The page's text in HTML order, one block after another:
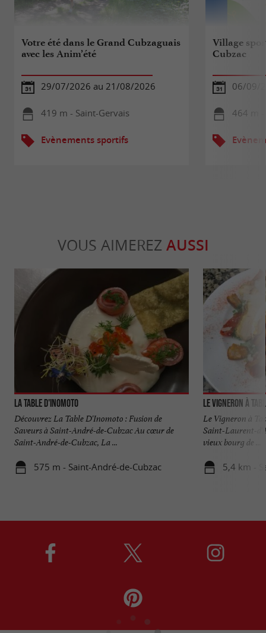
Votre été dans le Grand Cubzaguais
avec les Anim’été
29/07/2026 au 21/08/2026
419 m - Saint-Gervais
Evènements sportifs
Village
Cubzac
06/09/
464 m -
VOUS AIMEREZ AUSSI
La Table d'Inomoto
Découvrez La Table D'Inomoto : Fusion de
Saveurs à Saint-André-de-Cubzac Au cœur de
Saint-André-de-Cubzac, La ...
575 m - Saint-André-de-Cubzac
Le Vigneron à
Le Vigneron à
Saint-Laurent-
vieux bourg de ...
5,4 km -